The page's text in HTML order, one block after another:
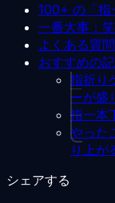
100+ の「指
一番大事：
よくある質問
おすすめの
指折り
ーが盛
指一本
やった
り上が
シェアする